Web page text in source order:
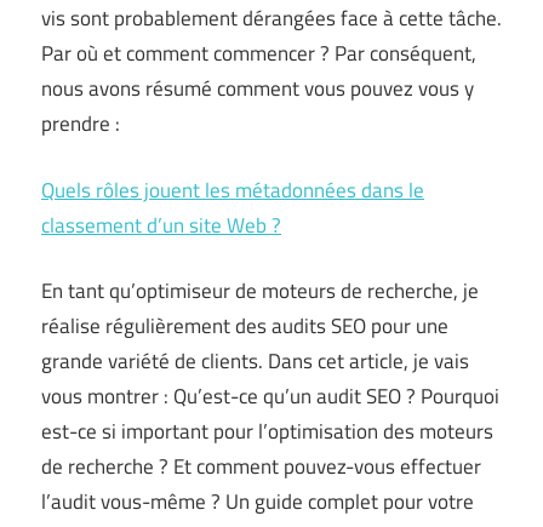
vis sont probablement dérangées face à cette tâche.
Par où et comment commencer ? Par conséquent,
nous avons résumé comment vous pouvez vous y
prendre :
Quels rôles jouent les métadonnées dans le
classement d’un site Web ?
En tant qu’optimiseur de moteurs de recherche, je
réalise régulièrement des audits SEO pour une
grande variété de clients. Dans cet article, je vais
vous montrer : Qu’est-ce qu’un audit SEO ? Pourquoi
est-ce si important pour l’optimisation des moteurs
de recherche ? Et comment pouvez-vous effectuer
l’audit vous-même ? Un guide complet pour votre